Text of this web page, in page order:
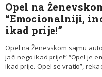
Opel na
“Emocionalniji,
ikad prije!”
Opel na Ženevskom sajmu
jači nego ikad prije!” “Opel je
ikad prije. Opel se vratio”,